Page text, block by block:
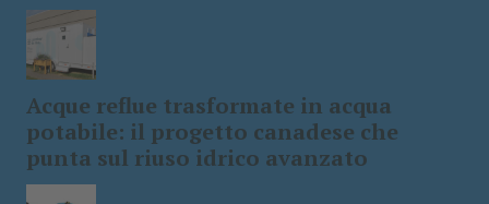
Acque reflue trasformate in acqua
potabile: il progetto canadese che
punta sul riuso idrico avanzato